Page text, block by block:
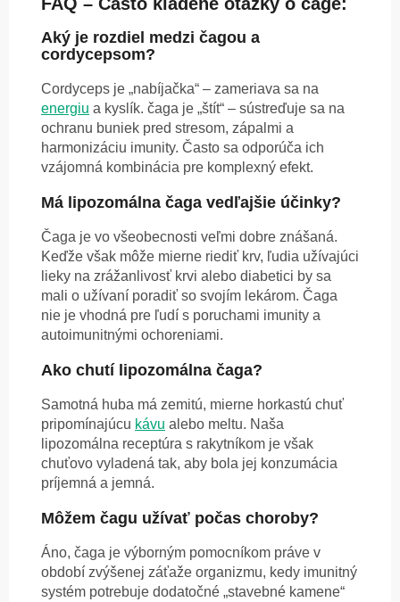
Aký je rozdiel medzi čagou a
cordycepsom?
Cordyceps je „nabíjačka“ – zameriava sa na
energiu a kyslík. čaga je „štít“ – sústreďuje sa na
ochranu buniek pred stresom, zápalmi a
harmonizáciu imunity. Často sa odporúča ich
vzájomná kombinácia pre komplexný efekt.
Má lipozomálna čaga vedľajšie účinky?
Čaga je vo všeobecnosti veľmi dobre znášaná.
Keďže však môže mierne riediť krv, ľudia užívajúci
lieky na zrážanlivosť krvi alebo diabetici by sa
mali o užívaní poradiť so svojím lekárom. Čaga
nie je vhodná pre ľudí s poruchami imunity a
autoimunitnými ochoreniami.
Ako chutí lipozomálna čaga?
Samotná huba má zemitú, mierne horkastú chuť
pripomínajúcu kávu alebo meltu. Naša
lipozomálna receptúra s rakytníkom je však
chuťovo vyladená tak, aby bola jej konzumácia
príjemná a jemná.
Môžem čagu užívať počas choroby?
Áno, čaga je výborným pomocníkom práve v
období zvýšenej záťaže organizmu, kedy imunitný
systém potrebuje dodatočné „stavebné kamene“